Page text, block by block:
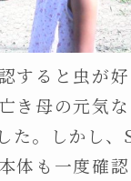
すると虫が
き母の元気
た。しかし
体も一度確